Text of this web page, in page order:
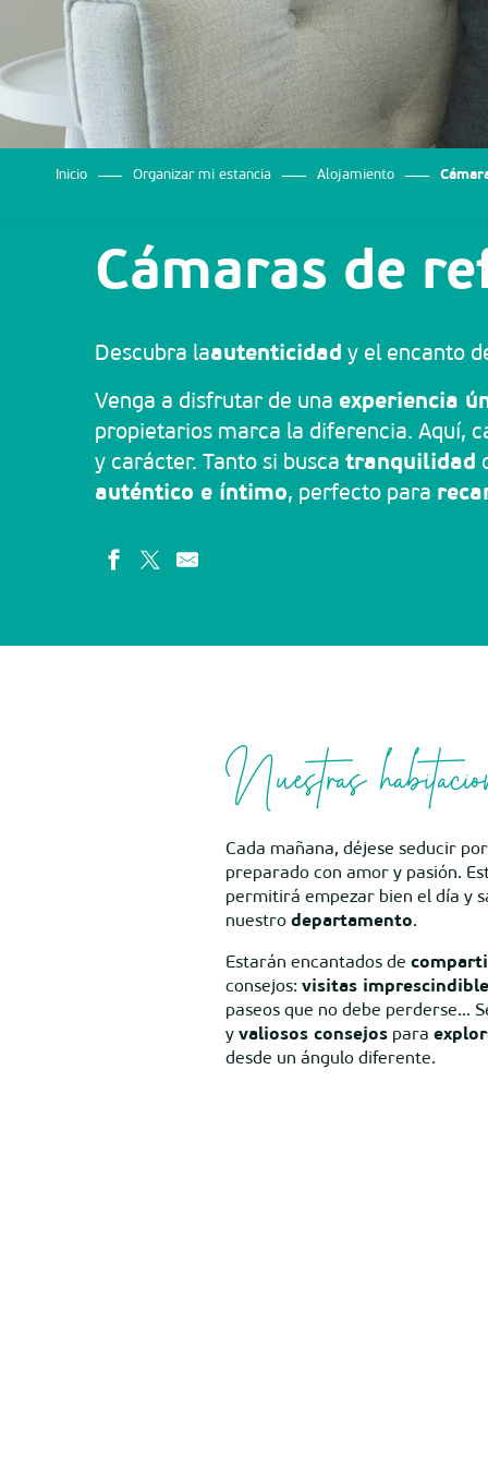
Inicio Organizar mi estancia Alojamiento
Cámaras de
Descubra laautenticidad y el encanto
Venga a disfrutar de una experiencia
propietarios marca la diferencia. Aquí,
y carácter. Tanto si busca tranquilidad
auténtico e íntimo, perfecto para
Nuestras
Cada mañana, déjese seducir
preparado con amor y pasión.
permitirá empezar bien el día y
nuestro departamento.
Estarán encantados de
consejos: visitas
paseos que no debe perderse…
y valiosos consejos para
desde un ángulo diferente.